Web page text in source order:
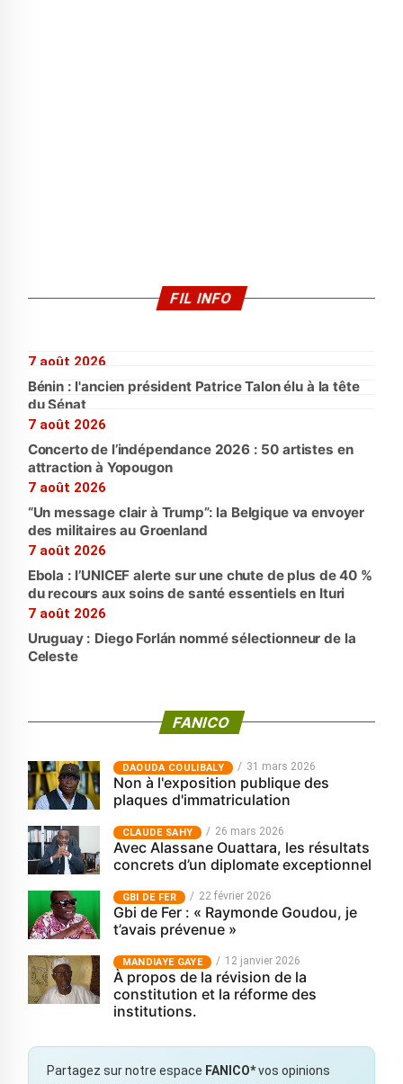
FIL INFO
7 août 2026
Bénin : l'ancien président Patrice Talon élu à la tête
du Sénat
7 août 2026
Concerto de l’indépendance 2026 : 50 artistes en
attraction à Yopougon
7 août 2026
“Un message clair à Trump”: la Belgique va envoyer
des militaires au Groenland
7 août 2026
Ebola : l’UNICEF alerte sur une chute de plus de 40 %
du recours aux soins de santé essentiels en Ituri
7 août 2026
Uruguay : Diego Forlán nommé sélectionneur de la
Celeste
FANICO
‎DAOUDA COULIBALY 31 mars 2026
Non à l'exposition publique des
plaques d'immatriculation
CLAUDE SAHY 26 mars 2026
Avec Alassane Ouattara, les résultats
concrets d’un diplomate exceptionnel
GBI DE FER 22 février 2026
Gbi de Fer : « Raymonde Goudou, je
t’avais prévenue »
MANDIAYE GAYE 12 janvier 2026
À propos de la révision de la
constitution et la réforme des
institutions.
Partagez sur notre espace FANICO*vos opinions